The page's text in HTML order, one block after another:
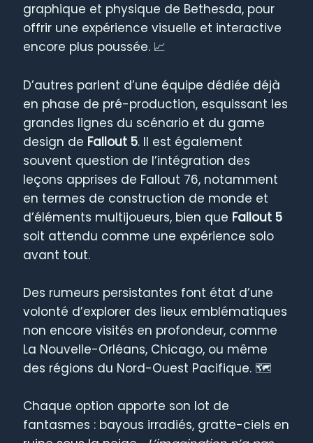
graphique et physique de Bethesda, pour
offrir une expérience visuelle et interactive
encore plus poussée. 📈
D’autres parlent d’une équipe dédiée déjà
en phase de pré-production, esquissant les
grandes lignes du scénario et du game
design de Fallout 5. Il est également
souvent question de l’intégration des
leçons apprises de Fallout 76, notamment
en termes de construction de monde et
d’éléments multijoueurs, bien que Fallout 5
soit attendu comme une expérience solo
avant tout.
Des rumeurs persistantes font état d’une
volonté d’explorer des lieux emblématiques
non encore visités en profondeur, comme
La Nouvelle-Orléans, Chicago, ou même
des régions du Nord-Ouest Pacifique. 🗺️
Chaque option apporte son lot de
fantasmes : bayous irradiés, gratte-ciels en